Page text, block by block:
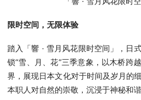
限时空间，无限体验
踏入「響 · 雪月风花限时空间」，日
锁“雪、月、花”三季意象，以木桥跨
界，展现日本文化对于时间及岁月的
本职人对自然的崇敬，沉浸于神秘和谐